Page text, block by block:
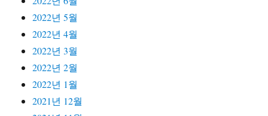
2022년 5월
2022년 4월
2022년 3월
2022년 2월
2022년 1월
2021년 12월